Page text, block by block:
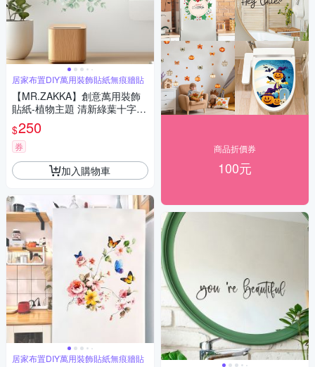
居家布置DIY萬用裝飾貼紙無痕牆貼
【MR.ZAKKA】創意萬用裝飾
貼紙-植物主題 清新綠葉十字架
居家布置 DIY可移式壁貼 無痕
壁貼 牆貼
$250
券
加入購物車
居家布置DIY萬用裝飾貼紙無痕牆貼
商品折價券
100元